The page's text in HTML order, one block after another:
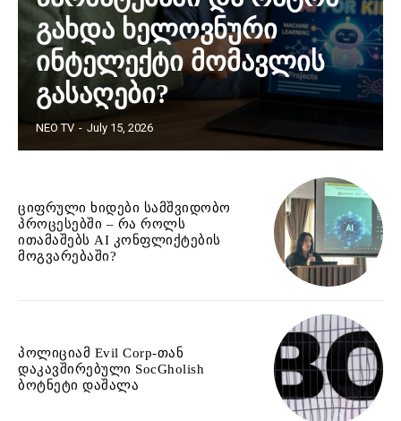
გახდა ხელოვნური
ინტელექტი მომავლის
გასაღები?
NEO TV - July 15, 2026
ციფრული ხიდები სამშვიდობო
პროცესებში – რა როლს
ითამაშებს AI კონფლიქტების
მოგვარებაში?
პოლიციამ Evil Corp-თან
დაკავშირებული SocGholish
ბოტნეტი დაშალა